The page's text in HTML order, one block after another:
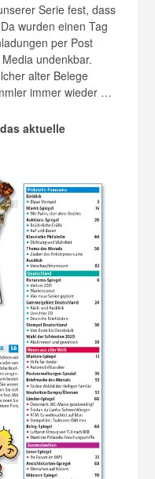
Serie fest, dass
wurden einen Tag
per Post
undenkbar.
alter Belege
immer wieder …
aktuelle